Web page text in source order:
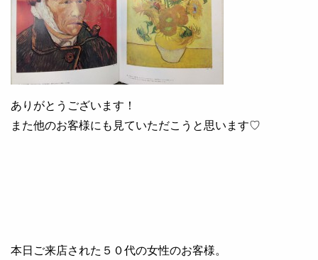
ありがとうございます！
また他のお客様にも見ていただこうと思います♡
本日ご来店された５０代の女性のお客様。